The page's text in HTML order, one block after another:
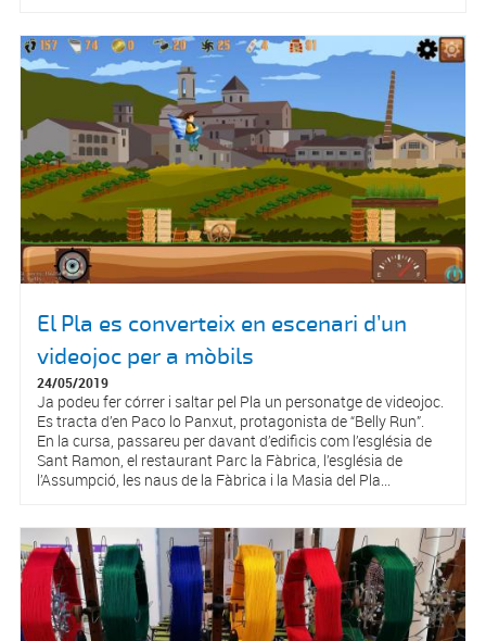
El Pla es converteix en escenari d’un
videojoc per a mòbils
24/05/2019
Ja podeu fer córrer i saltar pel Pla un personatge de videojoc.
Es tracta d’en Paco lo Panxut, protagonista de “Belly Run”.
En la cursa, passareu per davant d’edificis com l’església de
Sant Ramon, el restaurant Parc la Fàbrica, l’església de
l’Assumpció, les naus de la Fàbrica i la Masia del Pla...